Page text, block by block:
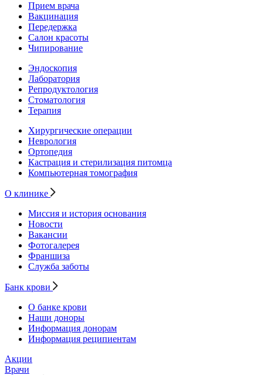
Прием врача
Вакцинация
Передержка
Салон красоты
Чипирование
Эндоскопия
Лаборатория
Репродуктология
Стоматология
Терапия
Хирургические операции
Неврология
Ортопедия
Кастрация и стерилизация питомца
Компьютерная томография
О клинике
Миссия и история основания
Новости
Вакансии
Фотогалерея
Франшиза
Служба заботы
Банк крови
О банке крови
Наши доноры
Информация донорам
Информация реципиентам
Акции
Врачи